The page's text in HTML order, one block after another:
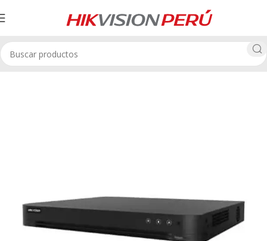
DVR HikVision Video Grabadores Hikvision 32 canales